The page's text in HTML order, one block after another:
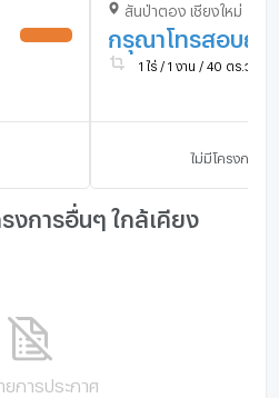
เชียงใหม่
สันป่าตอง เชียงใหม่
กรุณาโทรสอบถา
1 ไร่ / 1 งาน / 40 ตร.ว.
ไม่มีโครงการ
รงการอื่นๆ ใกล้เคียง
ยการประกาศ